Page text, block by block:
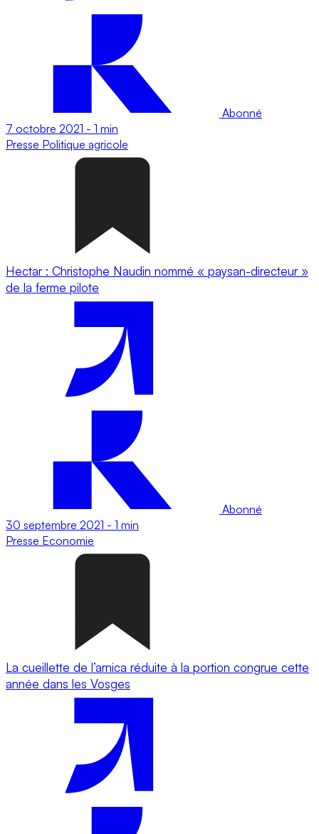
Abonné
7 octobre 2021 - 1 min
Presse Politique agricole
Hectar : Christophe Naudin nommé « paysan-directeur »
de la ferme pilote
Abonné
30 septembre 2021 - 1 min
Presse Economie
La cueillette de l’arnica réduite à la portion congrue cette
année dans les Vosges